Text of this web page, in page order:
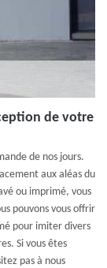
de votre
de nos jours.
aux aléas du
ou imprimé, vous
pouvons vous offrir
pour imiter divers
Si vous êtes
pas à nous